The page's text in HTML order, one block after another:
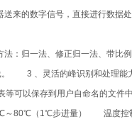
来的数字信号，直接进行数据处
法：归一法、修正归一法、带
3 、灵活的峰识别和处理能
等可以保存到用户自命名的
80℃（1℃步进量） 温度控